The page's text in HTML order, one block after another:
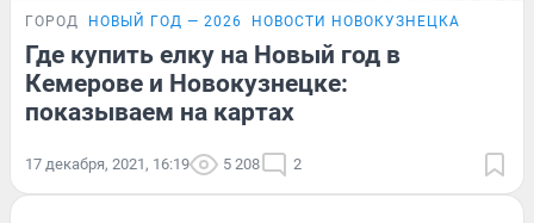
ГОРОД НОВЫЙ ГОД — 2026 НОВОСТИ НОВОКУЗНЕЦКА
Где купить елку на Новый год в
Кемерове и Новокузнецке:
показываем на картах
17 декабря, 2021, 16:19 5 208 2